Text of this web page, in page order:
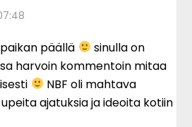
päällä
sinulla on
harvoin kommentoin mitaa
NBF oli mahtava
ajatuksia ja ideoita kotiin